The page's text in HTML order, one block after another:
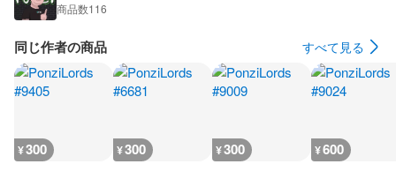
商品数116
同じ作者の商品 すべて見る
¥300 ¥300 ¥300 ¥600